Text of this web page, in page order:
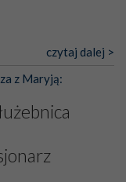
grzesznych
reprezentanci
uczestnik
– przyznał w
w duchową treść
jak kilkoro
czytaj dalej >
z Maryją: